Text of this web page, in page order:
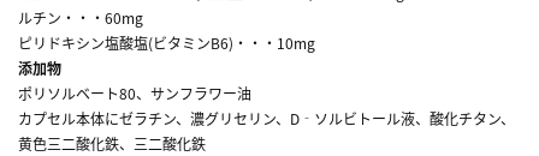
ルチン・・・60mg
ピリドキシン塩酸塩(ビタミンB6)・・・10mg
添加物
ポリソルベート80、サンフラワー油
カプセル本体にゼラチン、濃グリセリン、D‐ソルビトール液、酸化チタン、
黄色三二酸化鉄、三二酸化鉄